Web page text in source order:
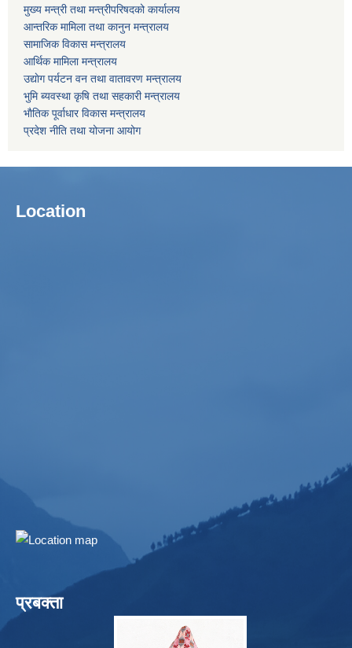
मुख्य मन्त्री तथा मन्त्रीपरिषदको कार्यालय
आन्तरिक मामिला तथा कानुन मन्त्रालय
सामाजिक विकास मन्त्रालय
आर्थिक मामिला मन्त्रालय
उद्याेग पर्यटन वन तथा वातावरण मन्त्रालय
भुमि ब्यवस्था कृषि तथा सहकारी मन्त्रालय
भाैतिक पूर्वाधार विकास मन्त्रालय
प्रदेश नीति तथा योजना आयोग
Location
प्रबक्ता